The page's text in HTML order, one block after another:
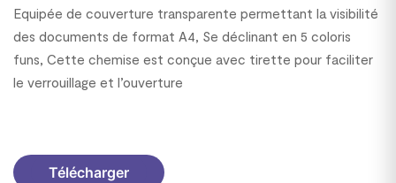
Equipée de couverture transparente permettant la visibilité
des documents de format A4, Se déclinant en 5 coloris
funs, Cette chemise est conçue avec tirette pour faciliter
le verrouillage et l’ouverture
Télécharger